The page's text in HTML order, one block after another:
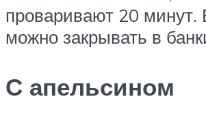
проваривают 20 минут.
можно закрывать в
С апельсином